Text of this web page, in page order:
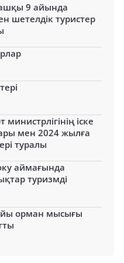
9 айында
шетелдік туристер
іске
мен 2024 жылға
туралы
аймағында
туризмді
орман мысығы